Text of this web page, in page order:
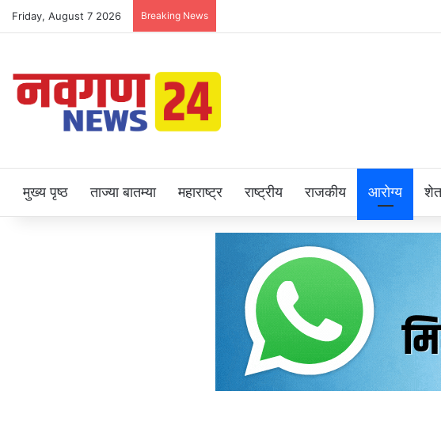
Friday, August 7 2026 Breaking News
मुख्य पृष्ठ ताज्या बातम्या महाराष्ट्र राष्ट्रीय राजकीय आरोग्य